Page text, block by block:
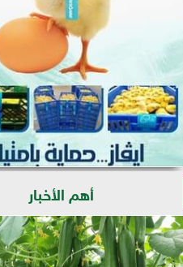
أهم الأخبار